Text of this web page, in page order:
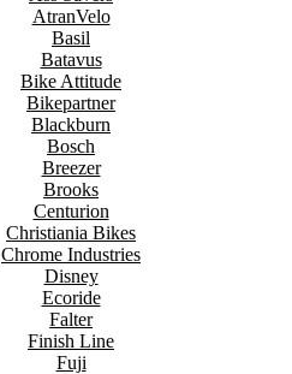
AtranVelo
Basil
Batavus
Bike Attitude
Bikepartner
Blackburn
Bosch
Breezer
Brooks
Centurion
Christiania Bikes
Chrome Industries
Disney
Ecoride
Falter
Finish Line
Fuji